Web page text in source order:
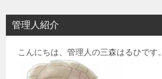
シ
管理人紹介
こんにちは、管理人の三森はるひです。